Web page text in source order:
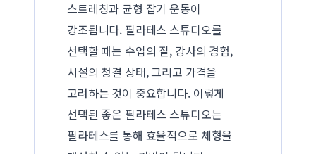
스트레칭과 균형 잡기 운동이
강조됩니다. 필라테스 스튜디오를
선택할 때는 수업의 질, 강사의 경험,
시설의 청결 상태, 그리고 가격을
고려하는 것이 중요합니다. 이렇게
선택된 좋은 필라테스 스튜디오는
필라테스를 통해 효율적으로 체형을